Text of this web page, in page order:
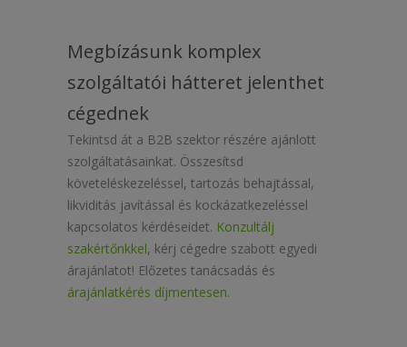
Megbízásunk komplex
szolgáltatói hátteret jelenthet
cégednek
Tekintsd át a B2B szektor részére ajánlott
szolgáltatásainkat. Összesítsd
követeléskezeléssel, tartozás behajtással,
likviditás javítással és kockázatkezeléssel
kapcsolatos kérdéseidet. Konzultálj
szakértőnkkel, kérj cégedre szabott egyedi
árajánlatot! Előzetes tanácsadás és
árajánlatkérés díjmentesen.